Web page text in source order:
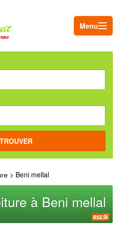
Menu
TROUVER
> Beni mellal
à Beni mellal